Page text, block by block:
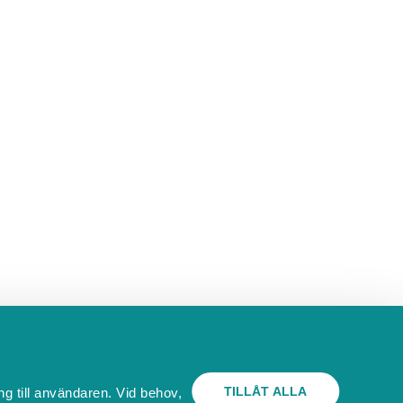
till användaren. Vid behov,
TILLÅT ALLA